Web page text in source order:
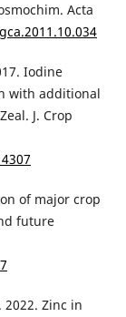
Acta
Iodine
with additional
J. Crop
of major crop
future
2022. Zinc in